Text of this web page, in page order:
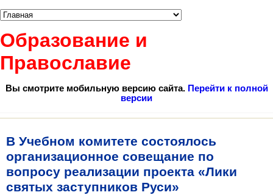
Образование и
Православие
Вы смотрите мобильную версию сайта. Перейти к полной
версии
В Учебном комитете состоялось
организационное совещание по
вопросу реализации проекта «Лики
святых заступников Руси»